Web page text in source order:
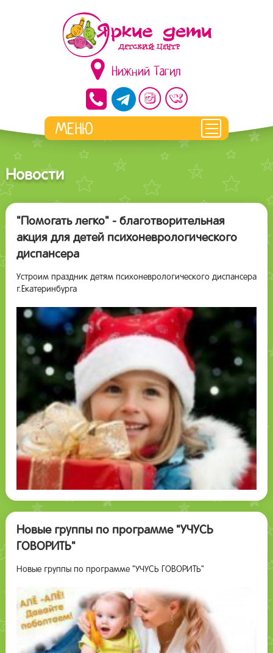
Нижний Тагил
Новости
"Помогать легко" - благотворительная
акция для детей психоневрологического
диспансера
Устроим праздник детям психоневрологического диспансера
г.Екатеринбурга
Новые группы по программе "УЧУСЬ
ГОВОРИТЬ"
Новые группы по программе "УЧУСЬ ГОВОРИТЬ"